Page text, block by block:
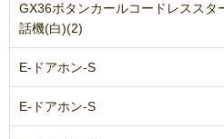
GX36ボタンカールコードレススタ
話機(白)(2)
E-ドアホン-S
E-ドアホン-S